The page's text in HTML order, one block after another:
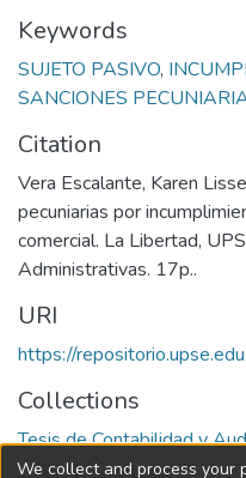
Keywords
SUJETO PASIVO,
SANCIONES
Citation
Vera Escalante, Karen
pecuniarias por
comercial. La Libertad,
Administrativas. 17p..
URI
https://
Collections
Tesis de Contabilidad y
We collect and process your